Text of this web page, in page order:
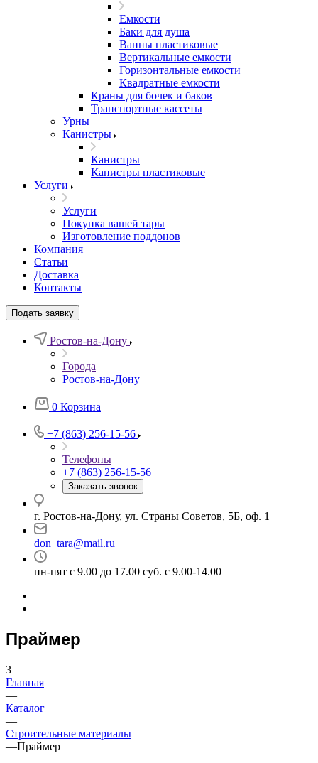
Емкости
Баки для душа
Ванны пластиковые
Вертикальные емкости
Горизонтальные емкости
Квадратные емкости
Краны для бочек и баков
Транспортные кассеты
Урны
Канистры
Канистры
Канистры пластиковые
Услуги
Услуги
Покупка вашей тары
Изготовление поддонов
Компания
Статьи
Доставка
Контакты
Подать заявку
Ростов-на-Дону
Города
Ростов-на-Дону
0 Корзина
+7 (863) 256-15-56
Телефоны
+7 (863) 256-15-56
Заказать звонок
г. Ростов-на-Дону, ул. Страны Советов, 5Б, оф. 1
don_tara@mail.ru
пн-пят с 9.00 до 17.00 суб. с 9.00-14.00
Праймер
3
Главная
—
Каталог
—
Строительные материалы
—Праймер